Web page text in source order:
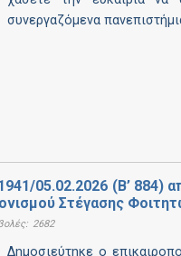
συνεργαζόμενα
05.02.2026 (Β’ 884)
Στέγασης
2682
Δημοσιεύτηκε ο